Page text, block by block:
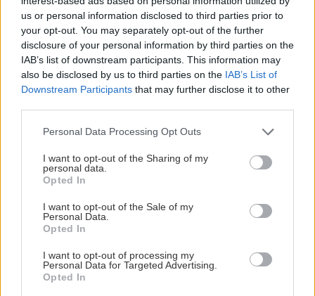
us or personal information disclosed to third parties prior to
your opt-out. You may separately opt-out of the further
disclosure of your personal information by third parties on the
IAB’s list of downstream participants. This information may
also be disclosed by us to third parties on the IAB’s List of
Downstream Participants that may further disclose it to other
Please note that this website/app uses one or more Google
not limited to your visit or usage behaviour. You may click to
grant or deny consent to Google and its third-party tags to
use your data for below specified purposes in below Google
consent section.
Personal Data Processing Opt Outs
I want to opt-out of the Sharing of my
personal data.
Opted In
I want to opt-out of the Sale of my
Personal Data.
Opted In
I want to opt-out of processing my
Personal Data for Targeted Advertising.
Opted In
Ulf Eneroth
Golvet tar form efter några timmar.